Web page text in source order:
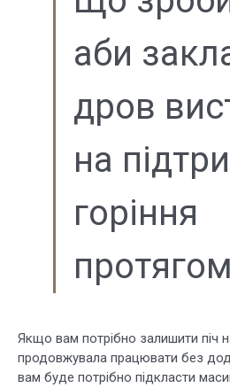
аби
дров
на
горіння
Якщо вам потрібно залишити піч
продовжувала працювати без
вам буде потрібно підкласти